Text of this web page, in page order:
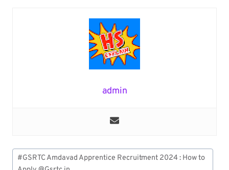
admin
Post
Tags:
#GSRTC Amdavad Apprentice Recruitment 2024 : How to